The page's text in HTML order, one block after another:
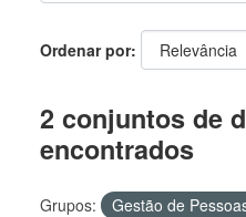
Ordenar por
2 conjuntos de
encontrados
Grupos: Gestão de